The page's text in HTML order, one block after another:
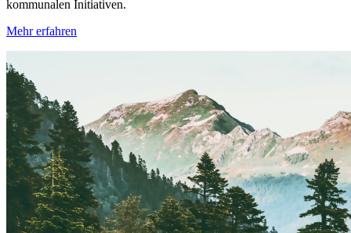
kommunalen Initiativen.
Mehr erfahren